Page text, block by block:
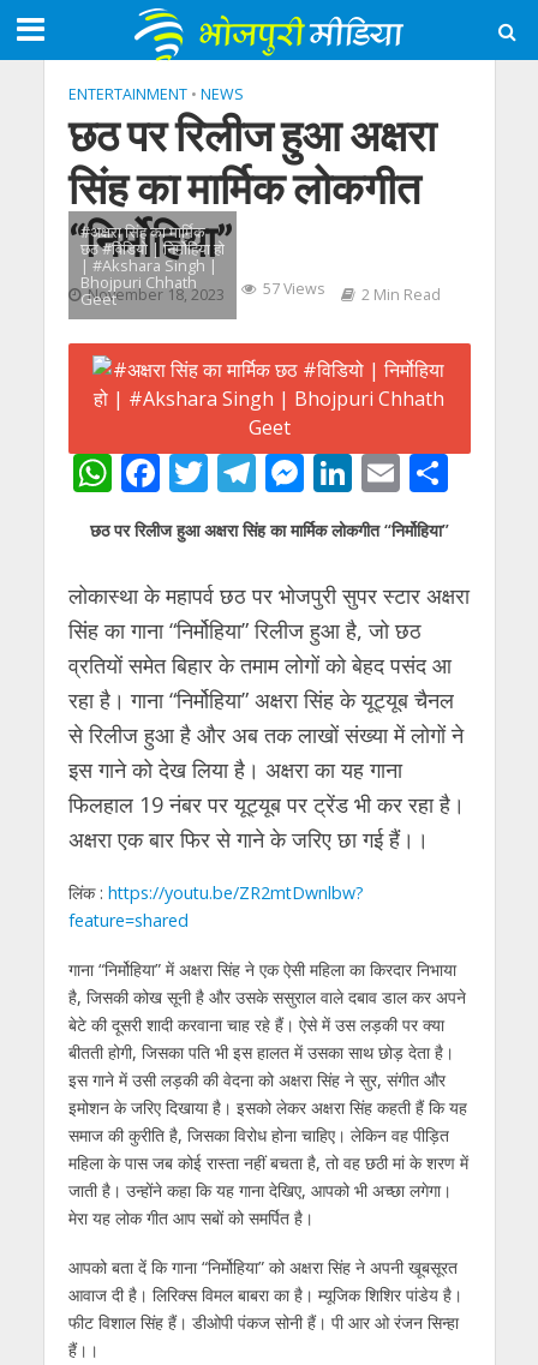
ENTERTAINMENT • NEWS
छठ पर रिलीज हुआ अक्षरा
सिंह का मार्मिक लोकगीत
“निर्मोहिया”
November 18, 2023 57 Views 2 Min Read
#अक्षरा सिंह का मार्मिक
छठ #विडियो | निर्मोहिया हो
| #Akshara Singh |
Bhojpuri Chhath
Geet
W
h
at
s
A
p
p
F
ac
e
b
o
o
k
T
w
itt
er
T
el
e
gr
a
m
M
e
ss
e
n
g
er
Li
n
k
e
dI
n
E
m
ai
l
S
h
e
छठ पर रिलीज हुआ अक्षरा सिंह का मार्मिक लोकगीत “निर्मोहिया”
लोकास्था के महापर्व छठ पर भोजपुरी सुपर स्टार अक्षरा
सिंह का गाना “निर्मोहिया” रिलीज हुआ है, जो छठ
व्रतियों समेत बिहार के तमाम लोगों को बेहद पसंद आ
रहा है। गाना “निर्मोहिया” अक्षरा सिंह के यूट्यूब चैनल
से रिलीज हुआ है और अब तक लाखों संख्या में लोगों ने
इस गाने को देख लिया है। अक्षरा का यह गाना
फिलहाल 19 नंबर पर यूट्यूब पर ट्रेंड भी कर रहा है।
अक्षरा एक बार फिर से गाने के जरिए छा गई हैं।।
लिंक : https://youtu.be/ZR2mtDwnlbw?
feature=shared
गाना “निर्मोहिया” में अक्षरा सिंह ने एक ऐसी महिला का किरदार निभाया
है, जिसकी कोख सूनी है और उसके ससुराल वाले दबाव डाल कर अपने
बेटे की दूसरी शादी करवाना चाह रहे हैं। ऐसे में उस लड़की पर क्या
बीतती होगी, जिसका पति भी इस हालत में उसका साथ छोड़ देता है।
इस गाने में उसी लड़की की वेदना को अक्षरा सिंह ने सुर, संगीत और
इमोशन के जरिए दिखाया है। इसको लेकर अक्षरा सिंह कहती हैं कि यह
समाज की कुरीति है, जिसका विरोध होना चाहिए। लेकिन वह पीड़ित
महिला के पास जब कोई रास्ता नहीं बचता है, तो वह छठी मां के शरण में
जाती है। उन्होंने कहा कि यह गाना देखिए, आपको भी अच्छा लगेगा।
मेरा यह लोक गीत आप सबों को समर्पित है।
आपको बता दें कि गाना “निर्मोहिया” को अक्षरा सिंह ने अपनी खूबसूरत
आवाज दी है। लिरिक्स विमल बाबरा का है। म्यूजिक शिशिर पांडेय है।
फीट विशाल सिंह हैं। डीओपी पंकज सोनी हैं। पी आर ओ रंजन सिन्हा
हैं।।